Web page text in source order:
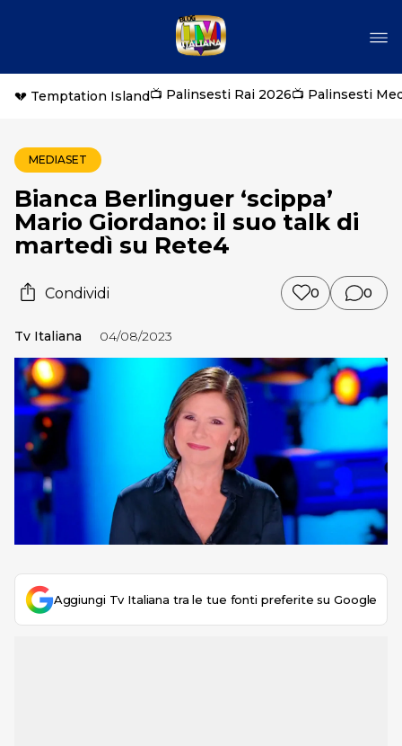
💔 Temptation Island📺 Palinsesti Rai 2026📺 Palinsesti
MEDIASET
Bianca Berlinguer ‘scippa’
Mario Giordano: il suo talk di
martedì su Rete4
Condividi 0 0
Tv Italiana 04/08/2023
Aggiungi Tv Italiana tra le tue fonti preferite su Google